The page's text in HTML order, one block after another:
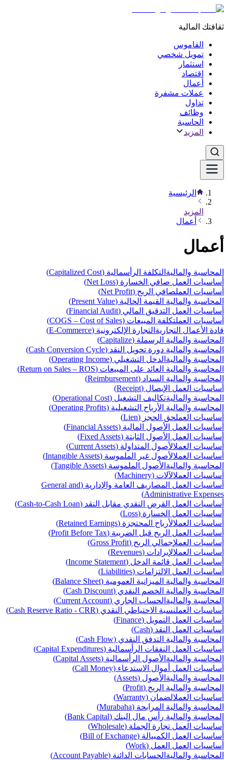
ثقافتك المالية
القاموس
تمويل شخصي
استثمار
اقتصاد
أعمال
عملات مشفرة
تداول
وظائف
الحاسبة
المزيد
الرئيسية
المزيد
أعمال
أعمال
المحاسبة والمالية التكلفة الرأسمالية (Capitalized Cost)
أساسيات العمل صافي الخسارة (Net Loss)
أساسيات العملصافي الربح (Net Profit)
المحاسبة والمالية القيمة الحالية (Present Value)
أساسيات العمل التدقيق المالي (Financial Audit)
أساسيات العملتكلفة المبيعات (COGS – Cost of Sales)
قادة الأعمال التجارية التجارة الإلكترونية (E-Commerce)
المحاسبة والمالية الرسملة (Capitalize)
المحاسبة والمالية دورة تحويل النقد (Cash Conversion Cycle)
المحاسبة والمالية الدخل التشغيلي (Operating Income)
المحاسبة والمالية العائد على المبيعات (Return on Sales – ROS)
المحاسبة والمالية السداد (Reimbursement)
أساسيات العمل الإيصال (Receipt)
المحاسبة والماليةتكاليف التشغيل (Operational Cost)
المحاسبة والمالية الأرباح التشغيلية (Operating Profits)
أساسيات العملحق الحجز (Lien)
أساسيات العمل الأصول المالية (Financial Assets)
أساسيات العمل الأصول الثابتة (Fixed Assets)
أساسيات العملالأصول المتداولة (Current Assets)
أساسيات العملالأصول غير الملموسة (Intangible Assets)
المحاسبة والمالية الأصول الملموسة (Tangible Assets)
أساسيات العملالآلات (Machinery)
أساسيات العمل
المصاريف العامة والإدارية (General and
Administrative Expenses)
أساسيات العمل القرض النقدي مقابل النقد (Cash-to-Cash Loan)
أساسيات العمل الخسارة (Loss)
أساسيات العملالأرباح المحتجزة (Retained Earnings)
أساسيات العمل الربح قبل الضريبة (Profit Before Tax)
أساسيات العملإجمالي الربح (Gross Profit)
أساسيات العملالإيرادات (Revenues)
أساسيات العمل قائمة الدخل (Income Statement)
أساسيات العمل الالتزامات (Liabilities)
المحاسبة والمالية الميزانية العمومية (Balance Sheet)
المحاسبة والمالية الخصم النقدي (Cash Discount)
المحاسبة والمالية الحساب الجاري (Current Account)
أساسيات العملنسبة الاحتياطي النقدي (Cash Reserve Ratio - CRR)
أساسيات العمل التمويل (Finance)
أساسيات العمل النقد (Cash)
المحاسبة والمالية التدفق النقدي (Cash Flow)
أساسيات العمل النفقات الرأسمالية (Capital Expenditures)
المحاسبة والمالية الأصول الرأسمالية (Capital Assets)
أساسيات العمل أموال الاستدعاء (Call Money)
المحاسبة والمالية الأصول (Assets)
المحاسبة والمالية الربح (Profit)
أساسيات العملالضمان (Warranty)
المحاسبة والمالية المرابحة (Murabaha)
المحاسبة والمالية رأس مال البنك (Bank Capital)
أساسيات العمل تجارة الجملة (Wholesale)
أساسيات العمل الكمبيالة (Bill of Exchange)
أساسيات العمل العمل (Work)
المحاسبة والمالية الحسابات الدائنة (Account Payable)